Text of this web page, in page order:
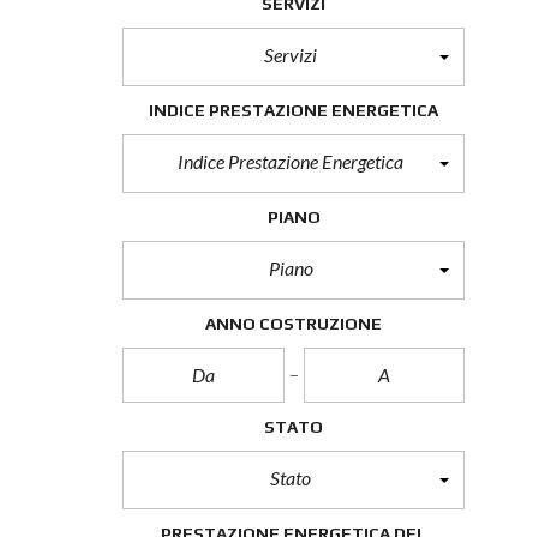
Servizi
INDICE PRESTAZIONE ENERGETICA
Indice Prestazione Energetica
PIANO
Piano
ANNO COSTRUZIONE
STATO
Stato